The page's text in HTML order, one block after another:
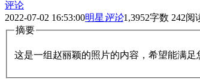
评论
2022-07-02 16:53:00明星 评论1,3952字数 242阅
摘要
这是一组赵丽颖的照片的内容，希望能满